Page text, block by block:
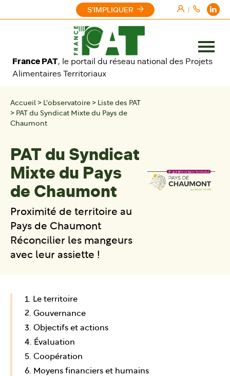
|
France PAT, le portail du réseau national des Projets
Alimentaires Territoriaux
S'IMPLIQUER
Ouvrir
le
Accueil > L'observatoire > Liste des PAT
> PAT du Syndicat Mixte du Pays de
Chaumont
PAT du Syndicat
Mixte du Pays
de Chaumont
Proximité de territoire au
Pays de Chaumont
Réconcilier les mangeurs
avec leur assiette !
1. Le territoire
2. Gouvernance
3. Objectifs et actions
4. Évaluation
5. Coopération
6. Moyens financiers et humains